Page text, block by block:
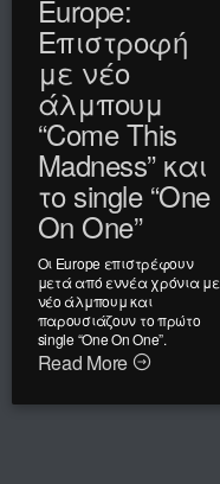
Europe:
Επιστροφή
με νέο
άλμπουμ
“Come This
Madness” και
το single “One
On One”
Οι Europe επιστρέφουν
μετά από εννέα χρόνια με
νέο άλμπουμ και
παρουσιάζουν το πρώτο
single “One On One”.
Read More